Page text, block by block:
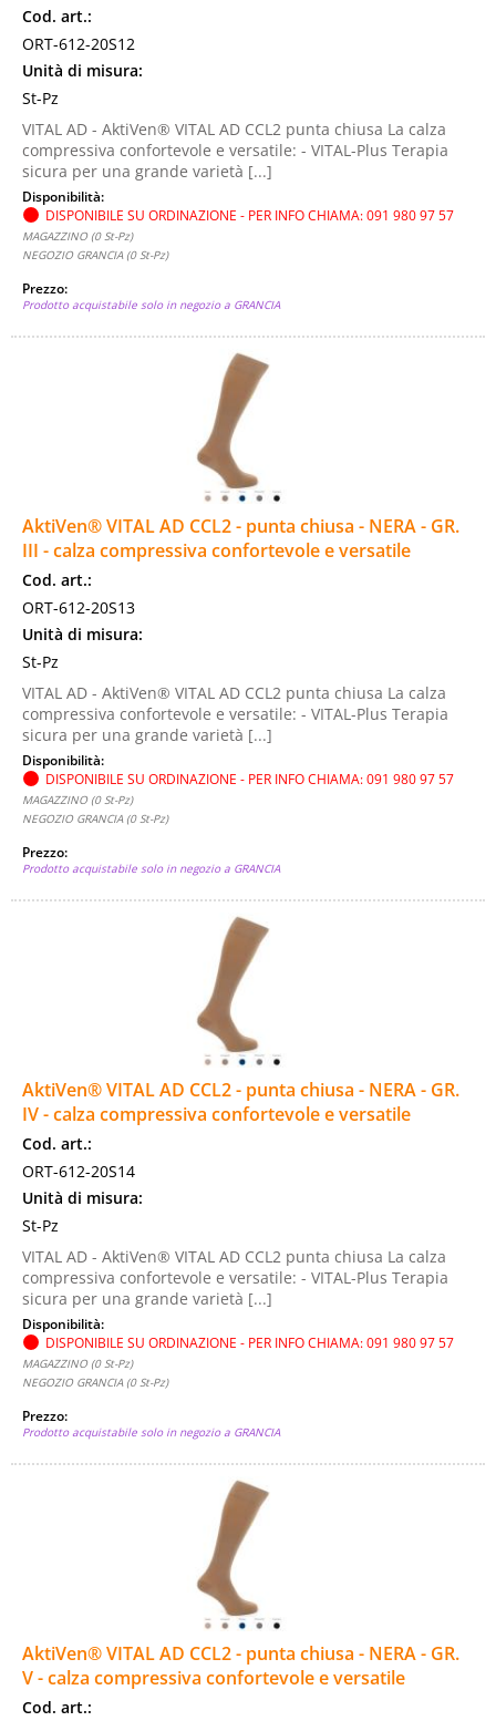
Cod. art.:
ORT-612-20S12
Unità di misura:
St-Pz
VITAL AD - AktiVen® VITAL AD CCL2 punta chiusa La calza
compressiva confortevole e versatile: - VITAL-Plus Terapia
sicura per una grande varietà [...]
Disponibilità:
DISPONIBILE SU ORDINAZIONE - PER INFO CHIAMA: 091 980 97 57
MAGAZZINO (0 St-Pz)
NEGOZIO GRANCIA (0 St-Pz)
Prezzo:
Prodotto acquistabile solo in negozio a GRANCIA
AktiVen® VITAL AD CCL2 - punta chiusa - NERA - GR.
III - calza compressiva confortevole e versatile
Cod. art.:
ORT-612-20S13
Unità di misura:
St-Pz
VITAL AD - AktiVen® VITAL AD CCL2 punta chiusa La calza
compressiva confortevole e versatile: - VITAL-Plus Terapia
sicura per una grande varietà [...]
Disponibilità:
DISPONIBILE SU ORDINAZIONE - PER INFO CHIAMA: 091 980 97 57
MAGAZZINO (0 St-Pz)
NEGOZIO GRANCIA (0 St-Pz)
Prezzo:
Prodotto acquistabile solo in negozio a GRANCIA
AktiVen® VITAL AD CCL2 - punta chiusa - NERA - GR.
IV - calza compressiva confortevole e versatile
Cod. art.:
ORT-612-20S14
Unità di misura:
St-Pz
VITAL AD - AktiVen® VITAL AD CCL2 punta chiusa La calza
compressiva confortevole e versatile: - VITAL-Plus Terapia
sicura per una grande varietà [...]
Disponibilità:
DISPONIBILE SU ORDINAZIONE - PER INFO CHIAMA: 091 980 97 57
MAGAZZINO (0 St-Pz)
NEGOZIO GRANCIA (0 St-Pz)
Prezzo:
Prodotto acquistabile solo in negozio a GRANCIA
AktiVen® VITAL AD CCL2 - punta chiusa - NERA - GR.
V - calza compressiva confortevole e versatile
Cod. art.: